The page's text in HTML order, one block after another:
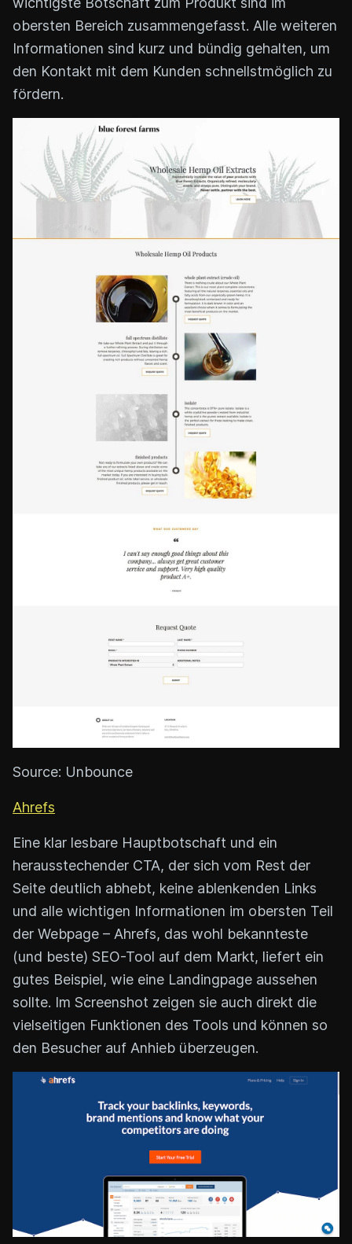
obersten Bereich zusammengefasst. Alle weiteren
Informationen sind kurz und bündig gehalten, um
den Kontakt mit dem Kunden schnellstmöglich zu
fördern.
Source: Unbounce
Ahrefs
Eine klar lesbare Hauptbotschaft und ein
herausstechender CTA, der sich vom Rest der
Seite deutlich abhebt, keine ablenkenden Links
und alle wichtigen Informationen im obersten Teil
der Webpage – Ahrefs, das wohl bekannteste
(und beste) SEO-Tool auf dem Markt, liefert ein
gutes Beispiel, wie eine Landingpage aussehen
sollte. Im Screenshot zeigen sie auch direkt die
vielseitigen Funktionen des Tools und können so
den Besucher auf Anhieb überzeugen.